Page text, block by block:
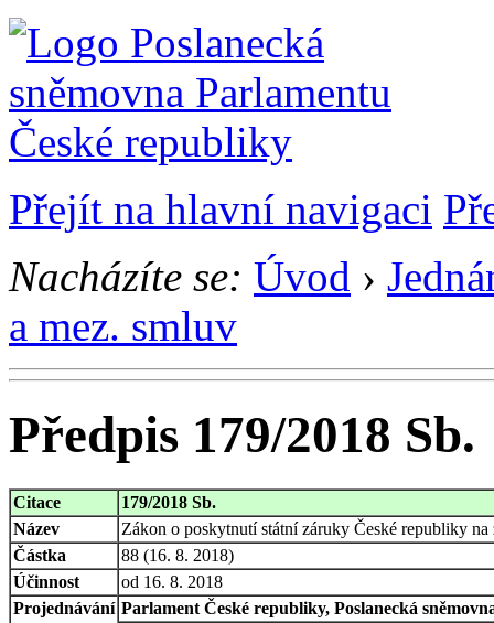
Přejít na hlavní navigaci
Nacházíte se: Úvod ›
a mez. smluv
Předpis 179/2018 Sb.
Citace
179/2018 Sb.
Název
Zákon o poskytnutí státní záruky České republiky
Částka
88 (16. 8. 2018)
Účinnost
od 16. 8. 2018
Projednávání Parlament České republiky, Poslanecká